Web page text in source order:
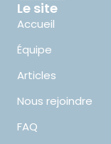
Le site
Accueil
Équipe
Articles
Nous rejoindre
FAQ